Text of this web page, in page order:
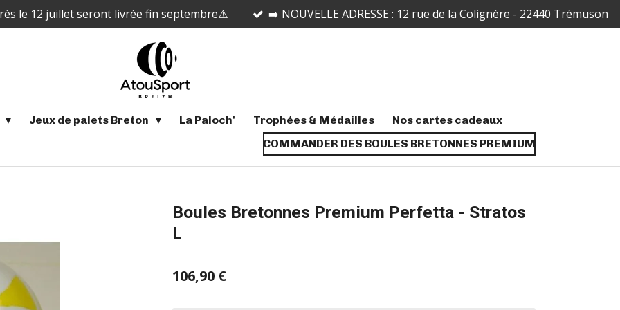
le 12 juillet seront livrée fin septembre⚠️ ➡️ NOUVELLE ADRESSE : 12 rue de la Colignère - 22440 Trémuson
Jeux de palets Breton La Paloch' Trophées & Médailles
Nos cartes cadeaux
COMMANDER DES BOULES BRETONNES PREMIUM
Boules Bretonnes Premium Perfetta - Stratos
L
106,90 €